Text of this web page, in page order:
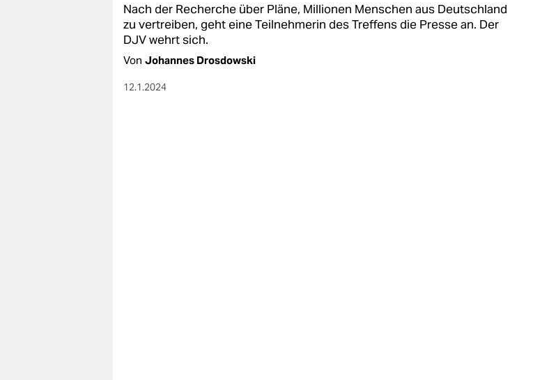
Nach der Recherche über Pläne, Millionen Menschen aus Deutschland
zu vertreiben, geht eine Teilnehmerin des Treffens die Presse an. Der
DJV wehrt sich.
Von Johannes Drosdowski
12.1.2024